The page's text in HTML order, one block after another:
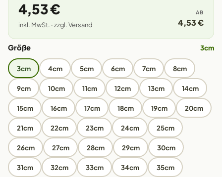
4,53 €
inkl. MwSt. · zzgl. Versand
AB
4,53 €
Größe 3cm
3cm 4cm 5cm 6cm 7cm 8cm
9cm 10cm 11cm 12cm 13cm 14cm
15cm 16cm 17cm 18cm 19cm 20cm
21cm 22cm 23cm 24cm 25cm
26cm 27cm 28cm 29cm 30cm
31cm 32cm 33cm 34cm 35cm